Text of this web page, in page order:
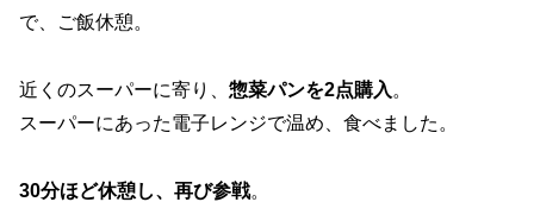
で、ご飯休憩。
近くのスーパーに寄り、 惣菜パンを2点購入 。
スーパーにあった電子レンジで温め、食べました。
30分ほど休憩し、再び参戦。